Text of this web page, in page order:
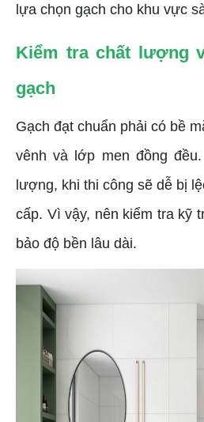
lựa chọn gạch cho khu vực
Kiểm tra chất lượng
gạch
Gạch đạt chuẩn phải có bề
vênh và lớp men đồng
lượng, khi thi công sẽ dễ bị
cấp. Vì vậy, nên kiểm tra kỹ
bảo độ bền lâu dài.